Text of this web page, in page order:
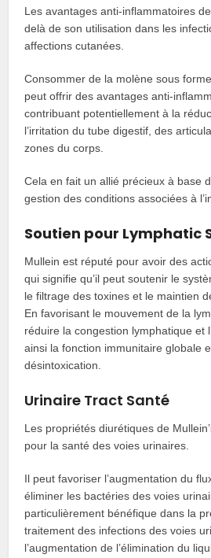
Les avantages anti-inflammatoires
delà de son utilisation dans les
affections cutanées.
Consommer de la molène sous
peut offrir des avantages anti-
contribuant potentiellement à la
l’irritation du tube digestif, des
zones du corps.
Cela en fait un allié précieux à base
gestion des conditions associées à
Soutien pour Lymphatic
Mullein est réputé pour avoir des
qui signifie qu’il peut soutenir le
le filtrage des toxines et le maintien
En favorisant le mouvement de la
réduire la congestion lymphatique et
ainsi la fonction immunitaire globale
désintoxication.
Urinaire Tract Santé
Les propriétés diurétiques de
pour la santé des voies urinaires.
Il peut favoriser l’augmentation du
éliminer les bactéries des voies
particulièrement bénéfique dans la
traitement des infections des voies
l’augmentation de l’élimination du